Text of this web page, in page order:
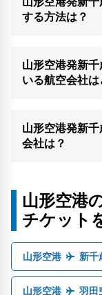
する方法は？
山形空港発新
いる航空会社は
山形空港発新
会社は？
山形空港
チケット
山形空港 新千
山形空港 羽田